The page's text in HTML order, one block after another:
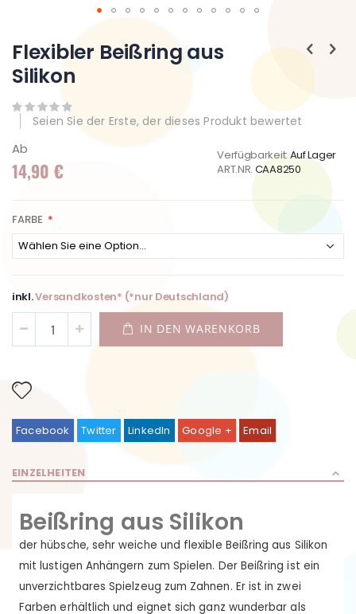
Anfang
der
Bildgalerie
springen
Flexibler Beißring aus
Silikon
Seien Sie der Erste, der dieses Produkt bewertet
Ab
14,90 €
Verfügbarkeit:Auf Lager
ART.NR. CAA8250
FARBE
inkl.Versandkosten* (*nur Deutschland)
IN DEN WARENKORB
Facebook Twitter LinkedIn Google + Email
EINZELHEITEN
Beißring aus Silikon
der hübsche, sehr weiche und flexible Beißring aus Silikon
mit lustigen Anhängern zum Spielen. Der Beißring ist ein
unverzichtbares Spielzeug zum Zahnen. Er ist in zwei
Farben erhältlich und eignet sich ganz wunderbar als